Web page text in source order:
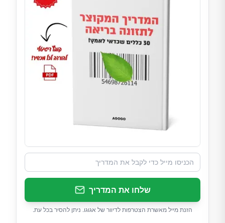
שלחו את המדריך
הזנת מייל מאשרת הצטרפות לדיוור של אגוגו. ניתן להסיר בכל עת.